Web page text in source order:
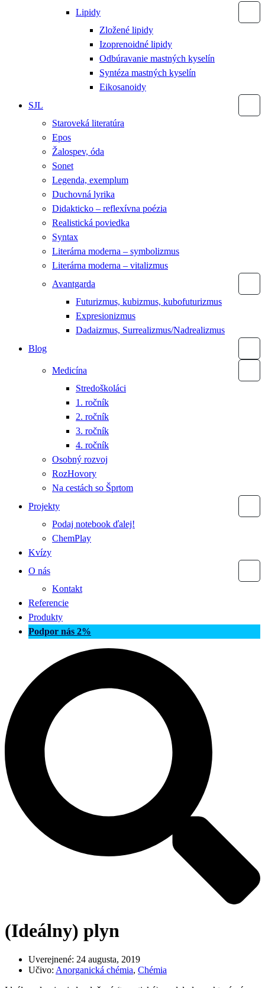
Lipidy
Zložené lipidy
Izoprenoidné lipidy
Odbúravanie mastných kyselín
Syntéza mastných kyselín
Eikosanoidy
SJL
Staroveká literatúra
Epos
Žalospev, óda
Sonet
Legenda, exemplum
Duchovná lyrika
Didakticko – reflexívna poézia
Realistická poviedka
Syntax
Literárna moderna – symbolizmus
Literárna moderna – vitalizmus
Avantgarda
Futurizmus, kubizmus, kubofuturizmus
Expresionizmus
Dadaizmus, Surrealizmus/Nadrealizmus
Blog
Medicína
Stredoškoláci
1. ročník
2. ročník
3. ročník
4. ročník
Osobný rozvoj
RozHovory
Na cestách so Šprtom
Projekty
Podaj notebook ďalej!
ChemPlay
Kvízy
O nás
Kontakt
Referencie
Produkty
Podpor nás 2%
(Ideálny) plyn
Uverejnené: 24 augusta, 2019
Učivo: Anorganická chémia, Chémia